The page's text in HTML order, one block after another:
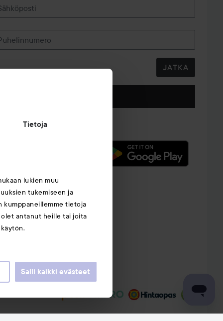
Tietoja
lukien muu
tukemiseen ja
kumppaneillemme tietoja
antanut heille tai joita
Salli kaikki evästeet
JATKA